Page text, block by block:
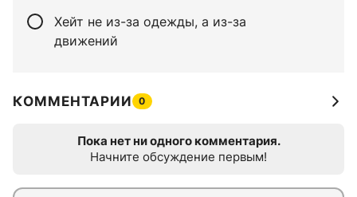
Хейт не из-за одежды, а из-за
движений
КОММЕНТАРИИ 0
Пока нет ни одного комментария.
Начните обсуждение первым!